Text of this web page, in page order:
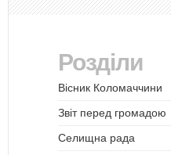
Розділи
Вісник Коломаччини
Звіт перед громадою
Селищна рада